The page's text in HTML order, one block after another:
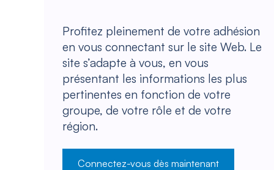
Profitez pleinement de votre adhésion
en vous connectant sur le site Web. Le
site s’adapte à vous, en vous
présentant les informations les plus
pertinentes en fonction de votre
groupe, de votre rôle et de votre
région.
Connectez-vous dès maintenant